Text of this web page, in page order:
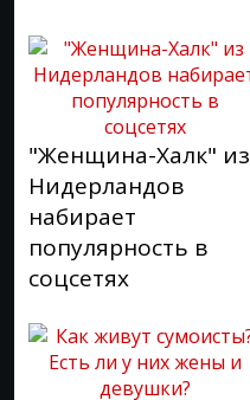
"Женщина-Халк" из
Нидерландов
набирает
популярность в
соцсетях